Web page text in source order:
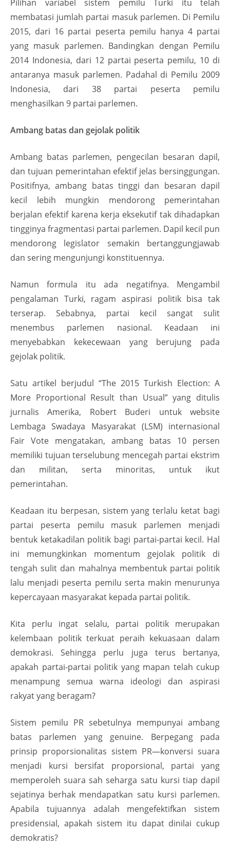
Pilihan variabel sistem pemilu Turki itu telah
membatasi jumlah partai masuk parlemen. Di Pemilu
2015, dari 16 partai peserta pemilu hanya 4 partai
yang masuk parlemen. Bandingkan dengan Pemilu
2014 Indonesia, dari 12 partai peserta pemilu, 10 di
antaranya masuk parlemen. Padahal di Pemilu 2009
Indonesia, dari 38 partai peserta pemilu
menghasilkan 9 partai parlemen.
Ambang batas dan gejolak politik
Ambang batas parlemen, pengecilan besaran dapil,
dan tujuan pemerintahan efektif jelas bersinggungan.
Positifnya, ambang batas tinggi dan besaran dapil
kecil lebih mungkin mendorong pemerintahan
berjalan efektif karena kerja eksekutif tak dihadapkan
tingginya fragmentasi partai parlemen. Dapil kecil pun
mendorong legislator semakin bertanggungjawab
dan sering mengunjungi konstituennya.
Namun formula itu ada negatifnya. Mengambil
pengalaman Turki, ragam aspirasi politik bisa tak
terserap. Sebabnya, partai kecil sangat sulit
menembus parlemen nasional. Keadaan ini
menyebabkan kekecewaan yang berujung pada
gejolak politik.
Satu artikel berjudul “The 2015 Turkish Election: A
More Proportional Result than Usual” yang ditulis
jurnalis Amerika, Robert Buderi untuk website
Lembaga Swadaya Masyarakat (LSM) internasional
Fair Vote mengatakan, ambang batas 10 persen
memiliki tujuan terselubung mencegah partai ekstrim
dan militan, serta minoritas, untuk ikut
pemerintahan.
Keadaan itu berpesan, sistem yang terlalu ketat bagi
partai peserta pemilu masuk parlemen menjadi
bentuk ketakadilan politik bagi partai-partai kecil. Hal
ini memungkinkan momentum gejolak politik di
tengah sulit dan mahalnya membentuk partai politik
lalu menjadi peserta pemilu serta makin menurunya
kepercayaan masyarakat kepada partai politik.
Kita perlu ingat selalu, partai politik merupakan
kelembaan politik terkuat peraih kekuasaan dalam
demokrasi. Sehingga perlu juga terus bertanya,
apakah partai-partai politik yang mapan telah cukup
menampung semua warna ideologi dan aspirasi
rakyat yang beragam?
Sistem pemilu PR sebetulnya mempunyai ambang
batas parlemen yang genuine. Berpegang pada
prinsip proporsionalitas sistem PR—konversi suara
menjadi kursi bersifat proporsional, partai yang
memperoleh suara sah seharga satu kursi tiap dapil
sejatinya berhak mendapatkan satu kursi parlemen.
Apabila tujuannya adalah mengefektifkan sistem
presidensial, apakah sistem itu dapat dinilai cukup
demokratis?